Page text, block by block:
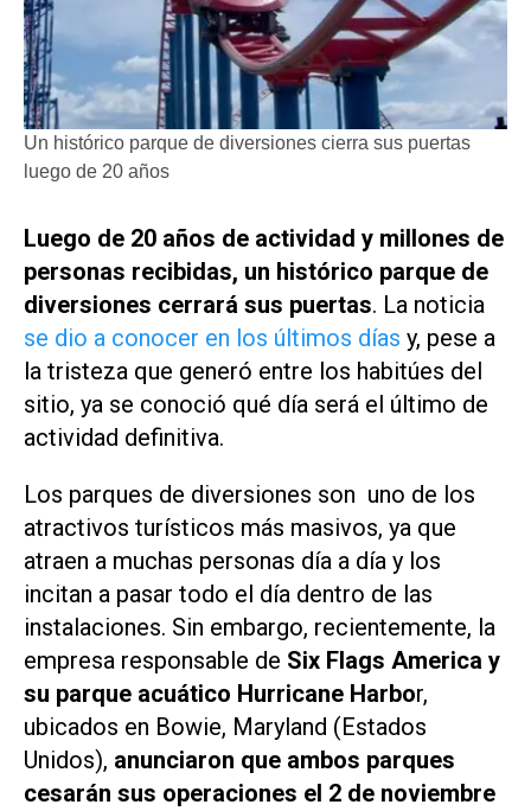
Un histórico parque de diversiones cierra sus puertas
luego de 20 años
Luego de 20 años de actividad y millones de
personas recibidas, un histórico parque de
diversiones cerrará sus puertas. La noticia
se dio a conocer en los últimos días y, pese a
la tristeza que generó entre los habitúes del
sitio, ya se conoció qué día será el último de
actividad definitiva.
Los parques de diversiones son uno de los
atractivos turísticos más masivos, ya que
atraen a muchas personas día a día y los
incitan a pasar todo el día dentro de las
instalaciones. Sin embargo, recientemente, la
empresa responsable de Six Flags America y
su parque acuático Hurricane Harbor,
ubicados en Bowie, Maryland (Estados
Unidos), anunciaron que ambos parques
cesarán sus operaciones el 2 de noviembre